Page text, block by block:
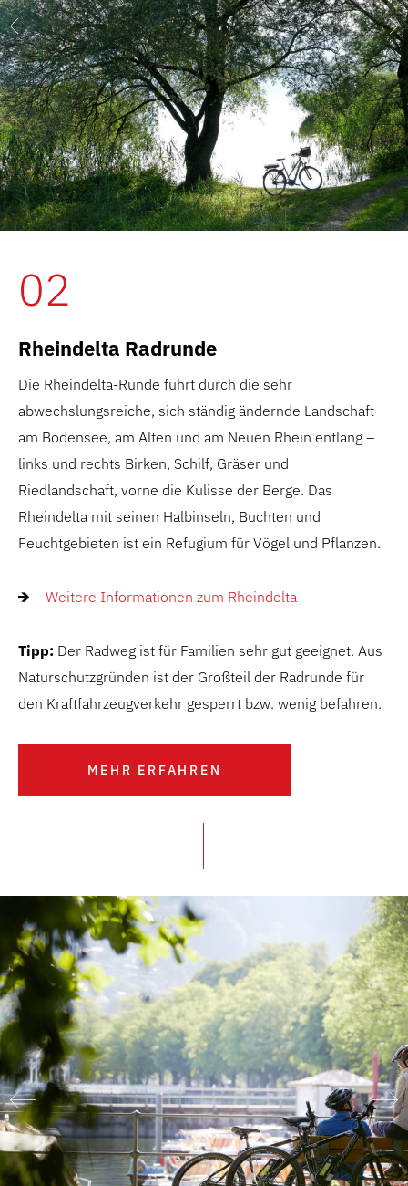
02
Rheindelta Radrunde
Die Rheindelta-Runde führt durch die sehr
abwechslungsreiche, sich ständig ändernde Landschaft
am Bodensee, am Alten und am Neuen Rhein entlang –
links und rechts Birken, Schilf, Gräser und
Riedlandschaft, vorne die Kulisse der Berge. Das
Rheindelta mit seinen Halbinseln, Buchten und
Feuchtgebieten ist ein Refugium für Vögel und Pflanzen.
Weitere Informationen zum Rheindelta
Tipp: Der Radweg ist für Familien sehr gut geeignet. Aus
Naturschutzgründen ist der Großteil der Radrunde für
den Kraftfahrzeugverkehr gesperrt bzw. wenig befahren.
MEHR ERFAHREN